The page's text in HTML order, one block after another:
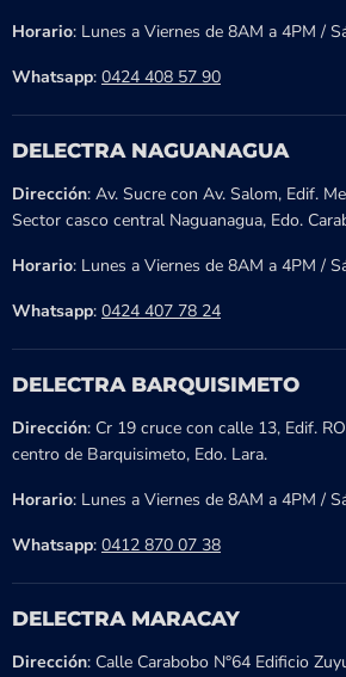
Horario: Lunes a Viernes de 8AM a 4PM /
Whatsapp: 0424 408 57 90
DELECTRA NAGUANAGUA
Dirección: Av. Sucre con Av. Salom, Edif.
Sector casco central Naguanagua, Edo.
Horario: Lunes a Viernes de 8AM a 4PM /
Whatsapp: 0424 407 78 24
DELECTRA BARQUISIMETO
Dirección: Cr 19 cruce con calle 13, Edif.
centro de Barquisimeto, Edo. Lara.
Horario: Lunes a Viernes de 8AM a 4PM /
Whatsapp: 0412 870 07 38
DELECTRA MARACAY
Dirección: Calle Carabobo N°64 Edificio